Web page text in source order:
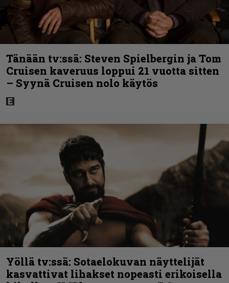
Tänään tv:ssä: Steven Spielbergin ja Tom
Cruisen kaveruus loppui 21 vuotta sitten
– Syynä Cruisen nolo käytös
Yöllä tv:ssä: Sotaelokuvan näyttelijät
kasvattivat lihakset nopeasti erikoisella